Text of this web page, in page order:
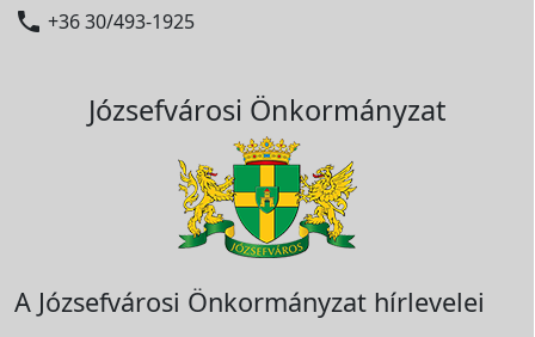
 +36 30/493-1925
Józsefvárosi Önkormányzat
A Józsefvárosi Önkormányzat hírlevelei